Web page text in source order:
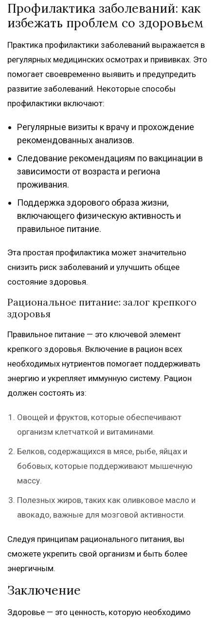
Профилактика заболеваний: как
избежать проблем со здоровьем
Практика профилактики заболеваний выражается в
регулярных медицинских осмотрах и прививках. Это
помогает своевременно выявить и предупредить
развитие заболеваний. Некоторые способы
профилактики включают:
Регулярные визиты к врачу и прохождение
рекомендованных анализов.
Следование рекомендациям по вакцинации в
зависимости от возраста и региона
проживания.
Поддержка здорового образа жизни,
включающего физическую активность и
правильное питание.
Эта простая профилактика может значительно
снизить риск заболеваний и улучшить общее
состояние здоровья.
Рациональное питание: залог крепкого
здоровья
Правильное питание — это ключевой элемент
крепкого здоровья. Включение в рацион всех
необходимых нутриентов помогает поддерживать
энергию и укрепляет иммунную систему. Рацион
должен состоять из:
Овощей и фруктов, которые обеспечивают
организм клетчаткой и витаминами.
Белков, содержащихся в мясе, рыбе, яйцах и
бобовых, которые поддерживают мышечную
массу.
Полезных жиров, таких как оливковое масло и
авокадо, важные для мозговой активности.
Следуя принципам рационального питания, вы
сможете укрепить свой организм и быть более
энергичным.
Заключение
Здоровье — это ценность, которую необходимо